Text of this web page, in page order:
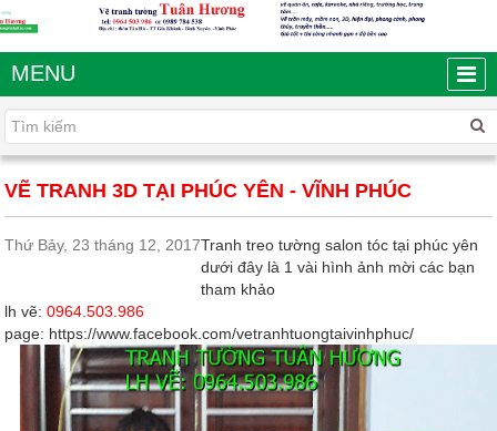
MENU
VẼ TRANH 3D TẠI PHÚC YÊN - VĨNH PHÚC
Thứ Bảy, 23 tháng 12, 2017Tranh treo tường salon tóc tại phúc yên
dưới đây là 1 vài hình ảnh mời các bạn
tham khảo
lh vẽ: 0964.503.986
page: https://www.facebook.com/vetranhtuongtaivinhphuc/